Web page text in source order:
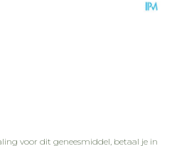
voor dit geneesmiddel, betaal je in